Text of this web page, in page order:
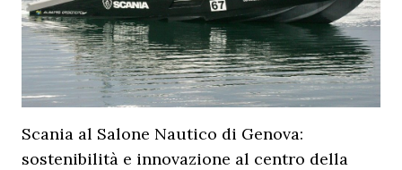
Scania al Salone Nautico di Genova:
sostenibilità e innovazione al centro della